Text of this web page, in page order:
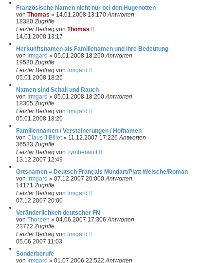
Französische Namen nicht nur bei den Hugenotten
von Thomas » 14.01.2008 13:170Antworten
18380Zugriffe
Letzter Beitrag von Thomas
14.01.2008 13:17
Herkunftsnamen als Familienamen und ihre Bedeutung
von Irmgard » 05.01.2008 18:260Antworten
19530Zugriffe
Letzter Beitrag von Irmgard
05.01.2008 18:26
Namen sind Schall und Rauch
von Irmgard » 05.01.2008 18:200Antworten
18305Zugriffe
Letzter Beitrag von Irmgard
05.01.2008 18:20
Familiennamen / Versteinerungen / Hofnamen
von Claus J.Billet» 11.12.2007 17:226Antworten
36533Zugriffe
Letzter Beitrag von Tymberwolf
13.12.2007 12:49
Ortsnamen = Deutsch Français Mundart/Platt Welsche/Roman
von Irmgard » 07.12.2007 20:000Antworten
14171Zugriffe
Letzter Beitrag von Irmgard
07.12.2007 20:00
Veränderlichkeit deutscher FN
von Thorben » 04.06.2007 17:306Antworten
23772Zugriffe
Letzter Beitrag von Irmgard
05.06.2007 11:03
Sonderberufe
von Irmgard » 01.07.2006 22:522Antworten